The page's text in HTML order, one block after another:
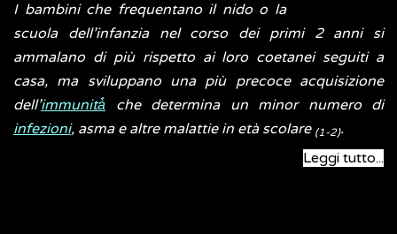
I bambini che frequentano il nido o la
scuola dell’infanzia nel corso dei primi 2 anni si
ammalano di più rispetto ai loro coetanei seguiti a
casa, ma sviluppano una più precoce acquisizione
dell’immunità̀ che determina un minor numero di
infezioni, asma e altre malattie in età scolare (1-2).
Leggi tutto...